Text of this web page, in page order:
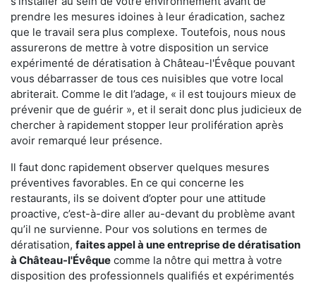
prendre les mesures idoines à leur éradication, sachez
que le travail sera plus complexe. Toutefois, nous nous
assurerons de mettre à votre disposition un service
expérimenté de dératisation à Château-l'Évêque pouvant
vous débarrasser de tous ces nuisibles que votre local
abriterait. Comme le dit l’adage, « il est toujours mieux de
prévenir que de guérir », et il serait donc plus judicieux de
chercher à rapidement stopper leur prolifération après
avoir remarqué leur présence.
Il faut donc rapidement observer quelques mesures
préventives favorables. En ce qui concerne les
restaurants, ils se doivent d’opter pour une attitude
proactive, c’est-à-dire aller au-devant du problème avant
qu’il ne survienne. Pour vos solutions en termes de
dératisation, faites appel à une entreprise de dératisation
à Château-l'Évêque comme la nôtre qui mettra à votre
disposition des professionnels qualifiés et expérimentés